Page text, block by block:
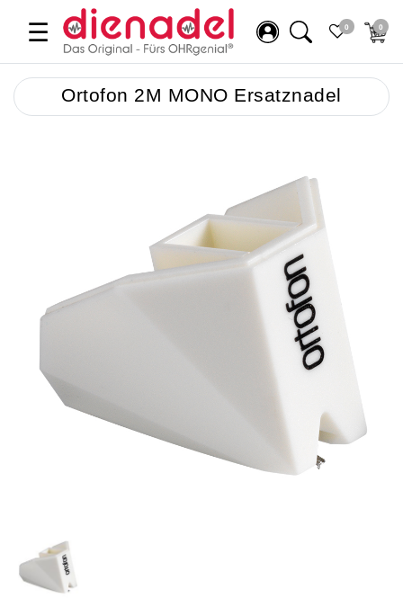
☰ 0 0
Ortofon 2M MONO Ersatznadel